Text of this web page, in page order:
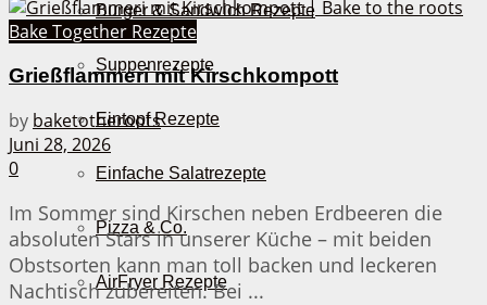
Burger & Sandwich Rezepte
Suppenrezepte
Eintopf Rezepte
Einfache Salatrezepte
Pizza & Co.
AirFryer Rezepte
Bake Together Rezepte
Grießflammeri mit Kirschkompott
by baketotheroots
Juni 28, 2026
0
Im Sommer sind Kirschen neben Erdbeeren die
absoluten Stars in unserer Küche – mit beiden
Obstsorten kann man toll backen und leckeren
Nachtisch zubereiten. Bei ...